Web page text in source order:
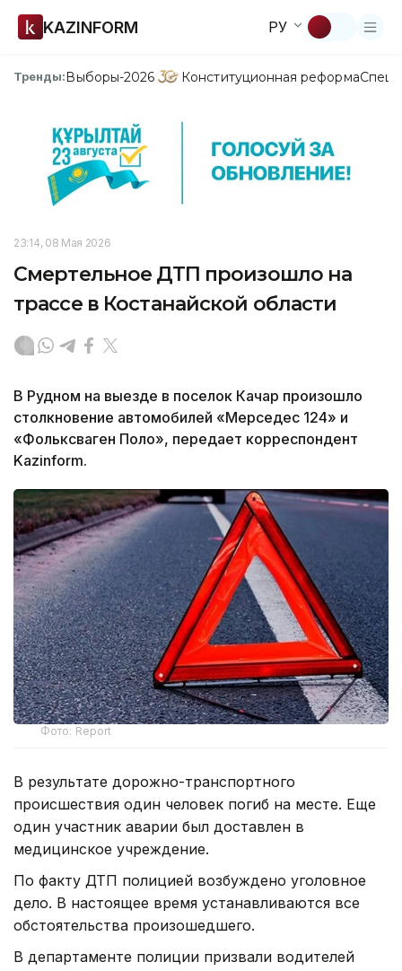
KAZINFORM РУ
Тренды:Выборы-2026 Конституционная реформа
23:14, 08 Мая 2026
Смертельное ДТП произошло на
трассе в Костанайской области
В Рудном на выезде в поселок Качар произошло
столкновение автомобилей «Мерседес 124» и
«Фольксваген Поло», передает корреспондент
Kazinform.
Фото: Report
В результате дорожно-транспортного
происшествия один человек погиб на месте. Еще
один участник аварии был доставлен в
медицинское учреждение.
По факту ДТП полицией возбуждено уголовное
дело. В настоящее время устанавливаются все
обстоятельства произошедшего.
В департаменте полиции призвали водителей